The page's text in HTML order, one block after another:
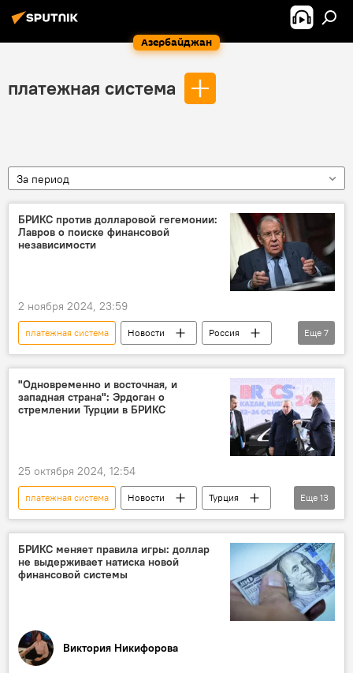
Азербайджан
платежная система
За период
БРИКС против долларовой гегемонии:
Лавров о поиске финансовой
независимости
2 ноября 2024, 23:59
платежная система Новости
Россия
МИД России
Сергей Лавров
Экономика
Доллар
Саммит
Казань
Еще 7
"Одновременно и восточная, и
западная страна": Эрдоган о
стремлении Турции в БРИКС
25 октября 2024, 12:54
платежная система Новости
Турция
Россия
Казань
Саммит
БРИКС
Политика
Украина
Экономика
нацвалюты
пленные
Еще 13
БРИКС меняет правила игры: доллар
не выдерживает натиска новой
финансовой системы
Виктория Никифорова